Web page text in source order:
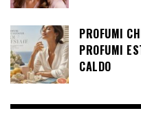
PROFUMI
PROFUMI
CALDO